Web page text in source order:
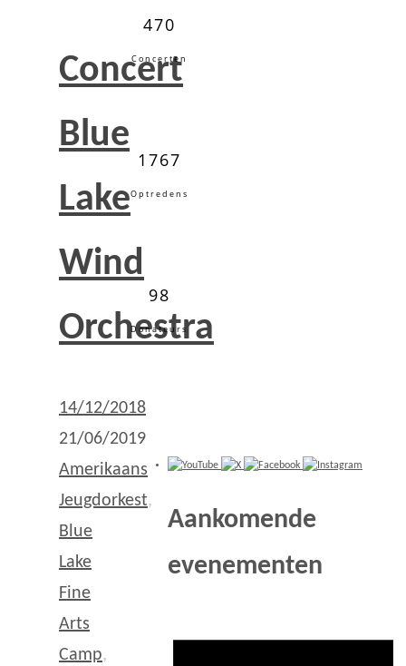
Concert
Blue
Lake
Wind
Orchestra
14/12/2018
21/06/2019
Amerikaans
Jeugdorkest,
Blue
Lake
Fine
Arts
Camp,
470
Concerten
1767
Optredens
98
Donateurs
Aankomende
evenementen